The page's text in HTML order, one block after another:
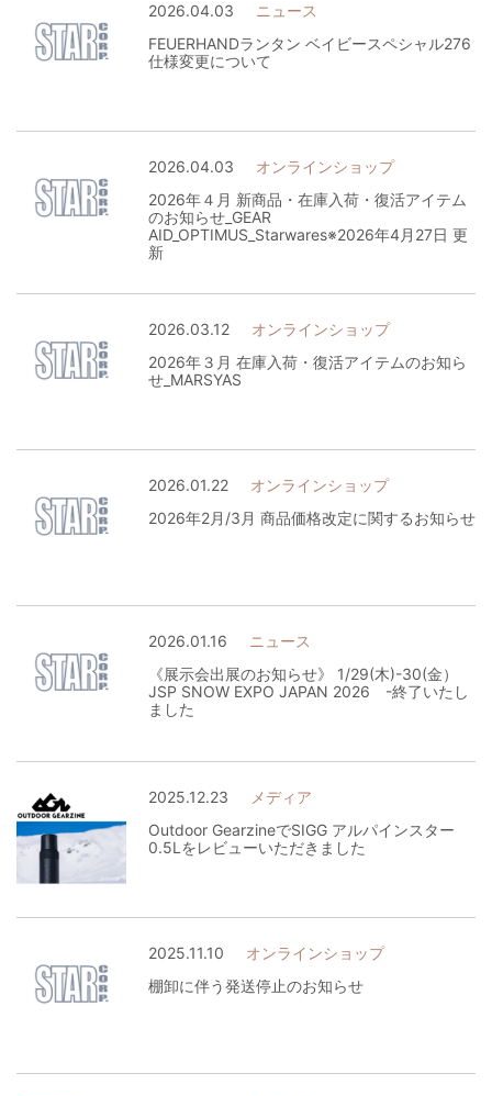
2026.04.03
ニュース
FEUERHANDランタン ベイビースペシャル276
仕様変更について
2026.04.03
オンラインショップ
2026年４月 新商品・在庫入荷・復活アイテム
のお知らせ_GEAR
AID_OPTIMUS_Starwares※2026年4月27日 更
新
2026.03.12
オンラインショップ
2026年３月 在庫入荷・復活アイテムのお知ら
せ_MARSYAS
2026.01.22
オンラインショップ
2026年2月/3月 商品価格改定に関するお知らせ
2026.01.16
ニュース
《展示会出展のお知らせ》 1/29(木)-30(金）
JSP SNOW EXPO JAPAN 2026 -終了いたし
ました
2025.12.23
メディア
Outdoor GearzineでSIGG アルパインスター
0.5Lをレビューいただきました
2025.11.10
オンラインショップ
棚卸に伴う発送停止のお知らせ